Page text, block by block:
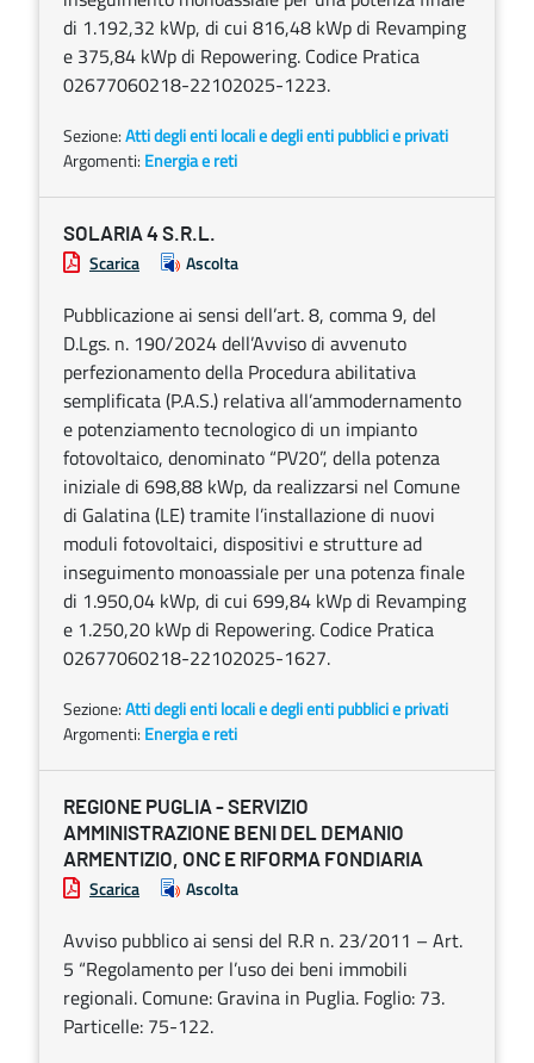
di 1.192,32 kWp, di cui 816,48 kWp di Revamping
e 375,84 kWp di Repowering. Codice Pratica
02677060218-22102025-1223.
Sezione:Atti degli enti locali e degli enti pubblici e privati
Argomenti: Energia e reti
SOLARIA 4 S.R.L.
Scarica Ascolta
Pubblicazione ai sensi dell’art. 8, comma 9, del
D.Lgs. n. 190/2024 dell’Avviso di avvenuto
perfezionamento della Procedura abilitativa
semplificata (P.A.S.) relativa all’ammodernamento
e potenziamento tecnologico di un impianto
fotovoltaico, denominato “PV20”, della potenza
iniziale di 698,88 kWp, da realizzarsi nel Comune
di Galatina (LE) tramite l’installazione di nuovi
moduli fotovoltaici, dispositivi e strutture ad
inseguimento monoassiale per una potenza finale
di 1.950,04 kWp, di cui 699,84 kWp di Revamping
e 1.250,20 kWp di Repowering. Codice Pratica
02677060218-22102025-1627.
Sezione:Atti degli enti locali e degli enti pubblici e privati
Argomenti: Energia e reti
REGIONE PUGLIA - SERVIZIO
AMMINISTRAZIONE BENI DEL DEMANIO
ARMENTIZIO, ONC E RIFORMA FONDIARIA
Scarica Ascolta
Avviso pubblico ai sensi del R.R n. 23/2011 – Art.
5 “Regolamento per l’uso dei beni immobili
regionali. Comune: Gravina in Puglia. Foglio: 73.
Particelle: 75-122.